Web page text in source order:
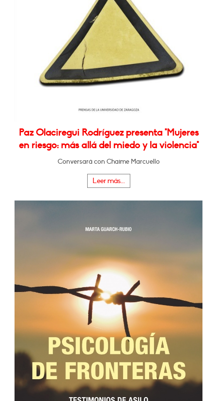
Paz Olaciregui Rodríguez presenta "Mujeres
en riesgo: más allá del miedo y la violencia"
Conversará con Chaime Marcuello
Leer más...